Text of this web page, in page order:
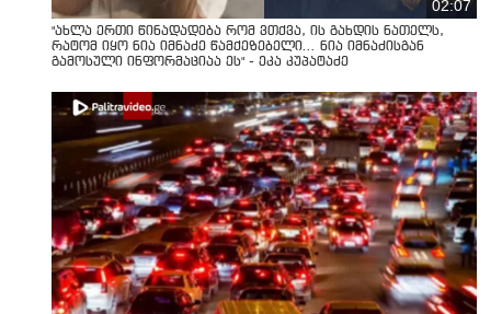
02:07
"ახლა ერთი წინადადება რომ ვთქვა, ის გახდის ნათელს,
რატომ იყო ნია იმნაძე წამქეზებელი... ნია იმნაძისგან
გამოსული ინფორმაციაა ეს" - ეკა კუპატაძე